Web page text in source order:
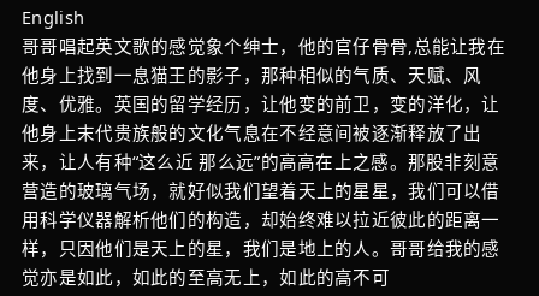
English
哥哥唱起英文歌的感觉象个绅士，他的官仔骨骨,总能让我在
他身上找到一息猫王的影子，那种相似的气质、天赋、风
度、优雅。英国的留学经历，让他变的前卫，变的洋化，让
他身上末代贵族般的文化气息在不经意间被逐渐释放了出
来，让人有种“这么近 那么远”的高高在上之感。那股非刻意
营造的玻璃气场，就好似我们望着天上的星星，我们可以借
用科学仪器解析他们的构造，却始终难以拉近彼此的距离一
样，只因他们是天上的星，我们是地上的人。哥哥给我的感
觉亦是如此，如此的至高无上，如此的高不可